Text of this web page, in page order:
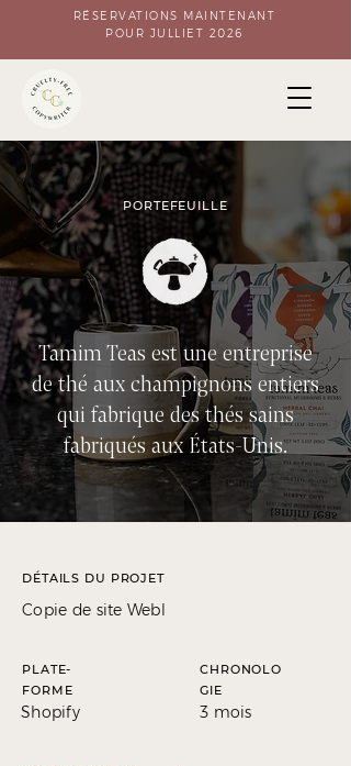
RÉSERVATIONS MAINTENANT
POUR JULLIET 2026
PORTEFEUILLE
Tamim Teas est une entreprise
de thé aux champignons entiers
qui fabrique des thés sains
fabriqués aux États-Unis.
DÉTAILS DU PROJET
Copie de site Webl
PLATE-
FORME
Shopify
CHRONOLO
GIE
3 mois